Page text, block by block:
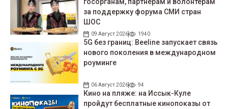
госорганам, партнерам и волонтерам
за поддержку форума СМИ стран
ШОС
09 Август 2026 1940
5G без границ: Beeline запускает связь
нового поколения в международном
роуминге
06 Август 2026 94
Кино на пляже: на Иссык-Куле
пройдут беcплатные кинопоказы от